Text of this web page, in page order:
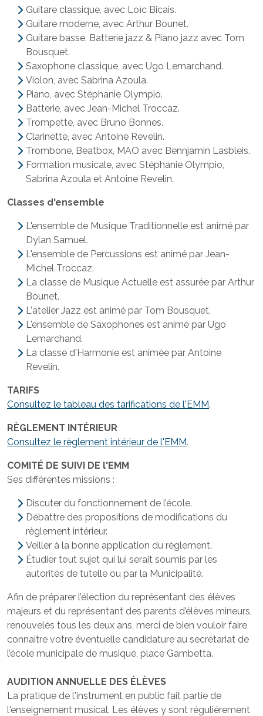
Guitare classique, avec Loïc Bicais.
Guitare moderne, avec Arthur Bounet.
Guitare basse, Batterie jazz & Piano jazz avec Tom
Bousquet.
Saxophone classique, avec Ugo Lemarchand.
Violon, avec Sabrina Azoula.
Piano, avec Stéphanie Olympio.
Batterie, avec Jean-Michel Troccaz.
Trompette, avec Bruno Bonnes.
Clarinette, avec Antoine Revelin.
Trombone, Beatbox, MAO avec Bennjamin Lasbleis.
Formation musicale, avec Stéphanie Olympio,
Sabrina Azoula et Antoine Revelin.
Classes d'ensemble
L'ensemble de Musique Traditionnelle est animé par
Dylan Samuel.
L'ensemble de Percussions est animé par Jean-
Michel Troccaz.
La classe de Musique Actuelle est assurée par Arthur
Bounet.
L'atelier Jazz est animé par Tom Bousquet.
L'ensemble de Saxophones est animé par Ugo
Lemarchand.
La classe d'Harmonie est animée par Antoine
Revelin.
TARIFS
Consultez le tableau des tarifications de l'EMM.
RÈGLEMENT INTÉRIEUR
Consultez le règlement intérieur de l'EMM.
COMITÉ DE SUIVI DE l'EMM
Ses différentes missions :
Discuter du fonctionnement de l’école.
Débattre des propositions de modifications du
règlement intérieur.
Veiller à la bonne application du règlement.
Étudier tout sujet qui lui serait soumis par les
autorités de tutelle ou par la Municipalité.
Afin de préparer l’élection du représentant des élèves
majeurs et du représentant des parents d’élèves mineurs,
renouvelés tous les deux ans, merci de bien vouloir faire
connaitre votre éventuelle candidature au secrétariat de
l’école municipale de musique, place Gambetta.
AUDITION ANNUELLE DES ÉLÈVES
La pratique de l'instrument en public fait partie de
l'enseignement musical. Les élèves y sont régulièrement